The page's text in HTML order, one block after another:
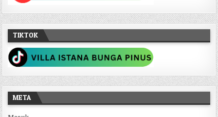
TIKTOK
META